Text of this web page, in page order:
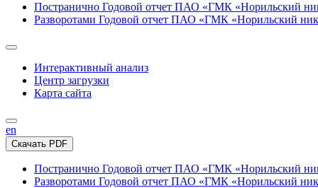
Постранично Годовой отчет ПАО «ГМК «Норильский
Разворотами Годовой отчет ПАО «ГМК «Норильский
Интерактивный анализ
Центр загрузки
Карта сайта
en
Скачать PDF
Постранично Годовой отчет ПАО «ГМК «Норильский
Разворотами Годовой отчет ПАО «ГМК «Норильский